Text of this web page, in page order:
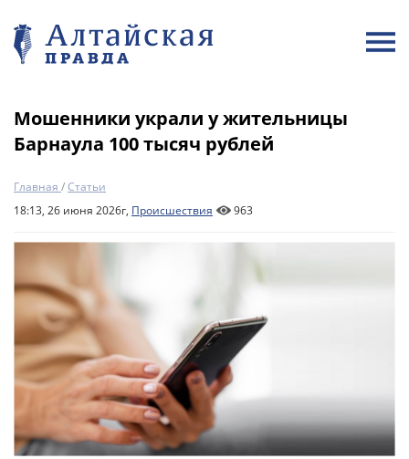
Мошенники украли у жительницы
Барнаула 100 тысяч рублей
Главная /Статьи
18:13, 26 июня 2026г, Происшествия 963